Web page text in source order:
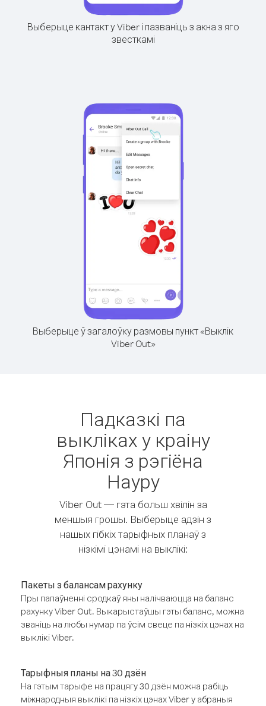
Выберыце кантакт у Viber і пазваніць з акна з яго
звесткамі
Выберыце ў загалоўку размовы пункт «Выклік
Viber Out»
Падказкі па
выкліках у краіну
Японія з рэгіёна
Науру
Viber Out — гэта больш хвілін за
меншыя грошы. Выберыце адзін з
нашых гібкіх тарыфных планаў з
нізкімі цэнамі на выклікі:
Пакеты з балансам рахунку
Пры папаўненні сродкаў яны налічваюцца на баланс
рахунку Viber Out. Выкарыстаўшы гэты баланс, можна
званіць на любы нумар па ўсім свеце па нізкіх цэнах на
выклікі Viber.
Тарыфныя планы на 30 дзён
На гэтым тарыфе на працягу 30 дзён можна рабіць
міжнародныя выклікі па нізкіх цэнах Viber у абраныя